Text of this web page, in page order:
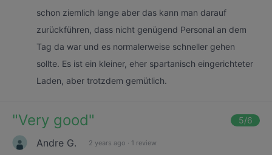
schon ziemlich lange aber das kann man darauf
zurückführen, dass nicht genügend Personal an dem
Tag da war und es normalerweise schneller gehen
sollte. Es ist ein kleiner, eher spartanisch eingerichteter
Laden, aber trotzdem gemütlich.
"Very good" 5/6
Andre G. 2 years ago · 1 review